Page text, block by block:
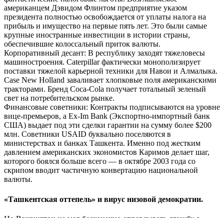
американцем Дэвидом Флинтом предприятие указом
президента полностью освобождается от уплаты налога на
прибыль и имущество на первые пять лет. Это были самые
крупные иностранные инвестиции в истории страны,
обеспечившие колоссальный приток валюты.
Корпоративный десант: В республику заходят тяжеловесы
машиностроения. Caterpillar фактически монополизирует
поставки тяжелой карьерной техники для Навои и Алмалыка.
Case New Holland заваливает хлопковые поля американскими
тракторами. Бренд Coca-Cola получает тотальный зеленый
свет на потребительском рынке.
Финансовые советники: Контракты подписываются на уровне
вице-премьеров, а Ex-Im Bank (Экспортно-импортный банк
США) выдает под эти сделки гарантии на сумму более $200
млн. Советники USAID буквально поселяются в
министерствах и банках Ташкента. Именно под жестким
давлением американских экономистов Каримов делает шаг,
которого боялся больше всего — в октябре 2003 года со
скрипом вводит частичную конвертацию национальной
валюты.
«Ташкентская оттепель» и вирус низовой демократии.